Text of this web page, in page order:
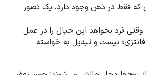
که فقط در ذهن وجود دارد، یک تصور
وقتی فرد بخواهد این خیال را در عمل
نیست و تبدیل به خواسته